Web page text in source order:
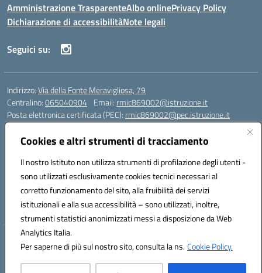
Cookies e altri strumenti di tracciamento
Il nostro Istituto non utilizza strumenti di profilazione degli utenti -
sono utilizzati esclusivamente cookies tecnici necessari al
corretto funzionamento del sito, alla fruibilità dei servizi
istituzionali e alla sua accessibilità – sono utilizzati, inoltre,
strumenti statistici anonimizzati messi a disposizione da Web
Analytics Italia.
Per saperne di più sul nostro sito, consulta la ns.Cookie Policy.
Amministrazione TrasparenteAlbo onlinePrivacy Policy
Dichiarazione di accessibilitàNote legali
Seguici su:
Indirizzo:Via della Fonte Meravigliosa, 79
Centralino:065040904 Email: rmic869002@istruzione.it
Posta elettronica certificata (PEC): rmic869002@pec.istruzione.it
Codice fiscale: 97197090588
Codice meccanografico: RMIC869002
Codice Indice delle Pubbliche Amministrazioni (IPA): istsc_rmic869002
Codice unico di fatturazione (CUF): UFRHFP
Iban dell’Istituto comprensivo presso Banca Intesa San Paolo:
IT04 V030 6905 0201 0000 0046 393
Hosting & Powered by 3D Solution S.r.l.
Concept & Design by Designers Italia